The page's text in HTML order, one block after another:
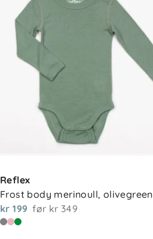
Reflex
Frost body merinoull, olivegreen
kr 199 før kr 349